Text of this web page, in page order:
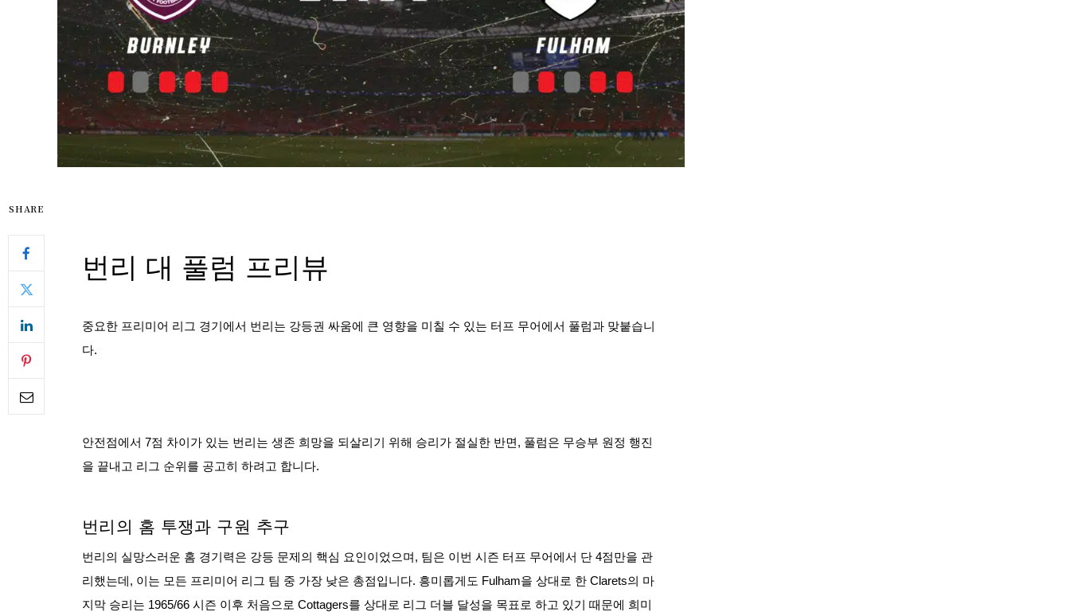
SHARE
번리 대 풀럼 프리뷰
중요한 프리미어 리그 경기에서 번리는 강등권 싸움에 큰 영향을 미칠 수 있는 터프 무어에서 풀럼과 맞붙습니
다.
안전점에서 7점 차이가 있는 번리는 생존 희망을 되살리기 위해 승리가 절실한 반면, 풀럼은 무승부 원정 행진
을 끝내고 리그 순위를 공고히 하려고 합니다.
번리의 홈 투쟁과 구원 추구
번리의 실망스러운 홈 경기력은 강등 문제의 핵심 요인이었으며, 팀은 이번 시즌 터프 무어에서 단 4점만을 관
리했는데, 이는 모든 프리미어 리그 팀 중 가장 낮은 총점입니다. 흥미롭게도 Fulham을 상대로 한 Clarets의 마
지막 승리는 1965/66 시즌 이후 처음으로 Cottagers를 상대로 리그 더블 달성을 목표로 하고 있기 때문에 희미